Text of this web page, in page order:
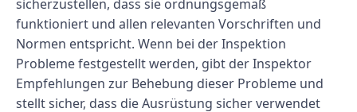
sicherzustellen, dass sie ordnungsgemäß
funktioniert und allen relevanten Vorschriften und
Normen entspricht. Wenn bei der Inspektion
Probleme festgestellt werden, gibt der Inspektor
Empfehlungen zur Behebung dieser Probleme und
stellt sicher, dass die Ausrüstung sicher verwendet